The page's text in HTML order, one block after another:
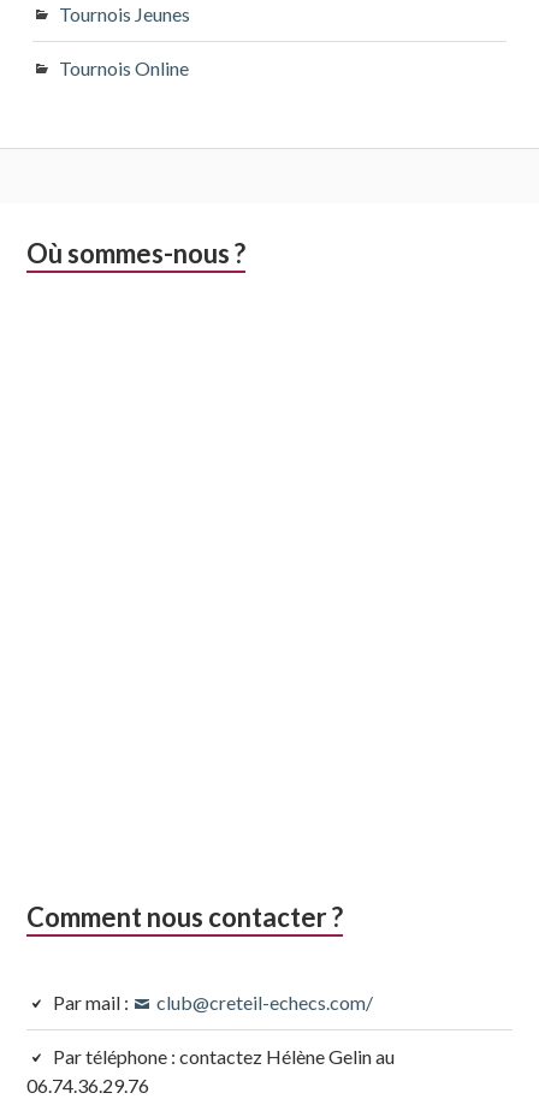
Tournois Jeunes
Tournois Online
Colonne
Où sommes-nous ?
Comment nous contacter ?
Par mail : club@creteil-echecs.com/
Par téléphone : contactez Hélène Gelin au
06.74.36.29.76